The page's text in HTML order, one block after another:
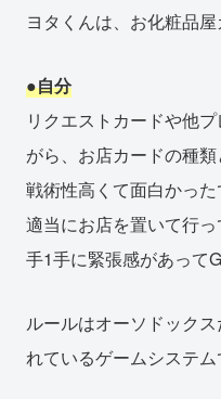
ヨタくんは、お化粧品
●自分
リクエストカードや他
がら、お店カードの種
戦術性高くて面白かった
適当にお店を置いて行
手1手に緊張感があって
ルールはオーソドック
れているゲームシステム